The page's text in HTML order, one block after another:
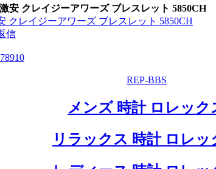
安 クレイジーアワーズ ブレスレット 5850CH
クレイジーアワーズ ブレスレット 5850CH
信
78910
REP-BBS
メンズ 時計 ロレック
リラックス 時計 ロレッ